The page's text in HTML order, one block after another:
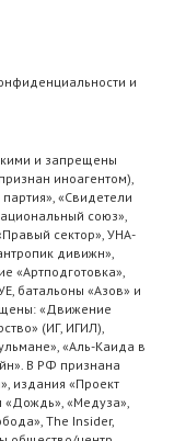
и
и запрещены
иноагентом),
«Свидетели
союз»,
сектор», УНА-
дивижн»,
«Артподготовка»,
батальоны «Азов» и
«Движение
(ИГ, ИГИЛ),
«Аль-Каида в
В РФ признана
издания «Проект
«Дождь», «Медуза»,
The Insider,